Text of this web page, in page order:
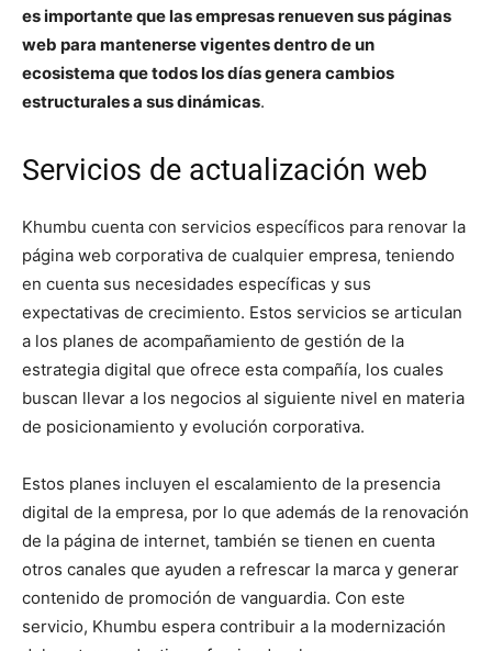
es importante que las empresas renueven sus páginas
web para mantenerse vigentes dentro de un
ecosistema que todos los días genera cambios
estructurales a sus dinámicas.
Servicios de actualización web
Khumbu cuenta con servicios específicos para renovar la
página web corporativa de cualquier empresa, teniendo
en cuenta sus necesidades específicas y sus
expectativas de crecimiento. Estos servicios se articulan
a los planes de acompañamiento de gestión de la
estrategia digital que ofrece esta compañía, los cuales
buscan llevar a los negocios al siguiente nivel en materia
de posicionamiento y evolución corporativa.
Estos planes incluyen el escalamiento de la presencia
digital de la empresa, por lo que además de la renovación
de la página de internet, también se tienen en cuenta
otros canales que ayuden a refrescar la marca y generar
contenido de promoción de vanguardia. Con este
servicio, Khumbu espera contribuir a la modernización